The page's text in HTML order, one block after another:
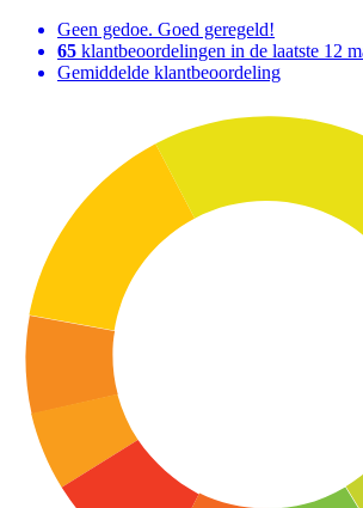
Geen gedoe. Goed geregeld!
65 klantbeoordelingen in de laatste 12
Gemiddelde klantbeoordeling